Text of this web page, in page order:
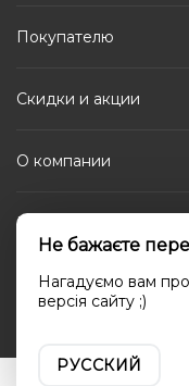
Покупателю
Скидки и акции
О компании
Каталог
Не бажаєте
Нагадуємо вам
версія сайту ;)
РУССКИЙ